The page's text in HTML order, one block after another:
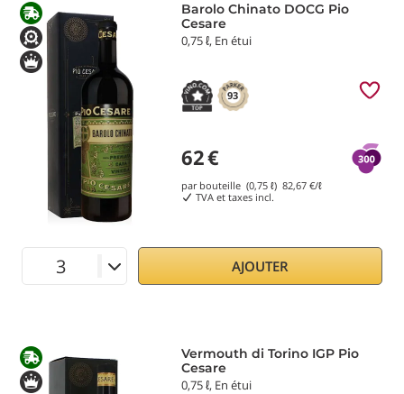
Barolo Chinato DOCG Pio
Cesare
0,75 ℓ, En étui
93
62€
par bouteille (0,75 ℓ) 82,67€/ℓ
TVA et taxes incl.
AJOUTER
Vermouth di Torino IGP Pio
Cesare
0,75 ℓ, En étui